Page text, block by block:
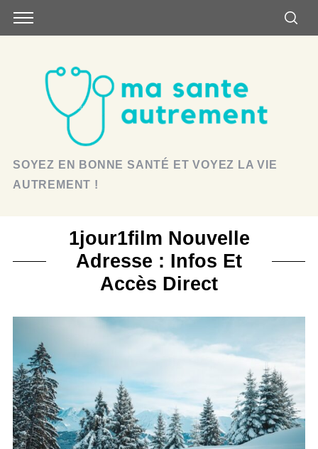
SOYEZ EN BONNE SANTÉ ET VOYEZ LA VIE
AUTREMENT !
1jour1film Nouvelle
Adresse : Infos Et
Accès Direct